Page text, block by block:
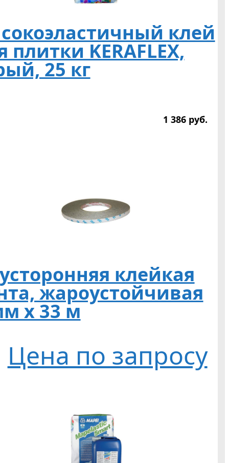
клей
плитки KERAFLEX,
25 кг
1 386 руб.
клейкая
жароустойчивая
х 33 м
Цена по запросу